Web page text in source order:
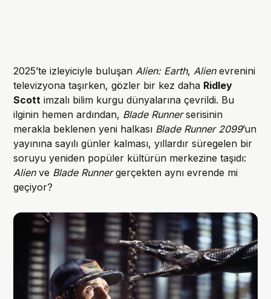
2025’te izleyiciyle buluşanAlien: Earth,Alienevrenini
televizyona taşırken, gözler bir kez daha Ridley
Scott imzalı bilim kurgu dünyalarına çevrildi. Bu
ilginin hemen ardından, Blade Runnerserisinin
merakla beklenen yeni halkası Blade Runner 2099’un
yayınına sayılı günler kalması, yıllardır süregelen bir
soruyu yeniden popüler kültürün merkezine taşıdı:
Alienve Blade Runnergerçekten aynı evrende mi
geçiyor?